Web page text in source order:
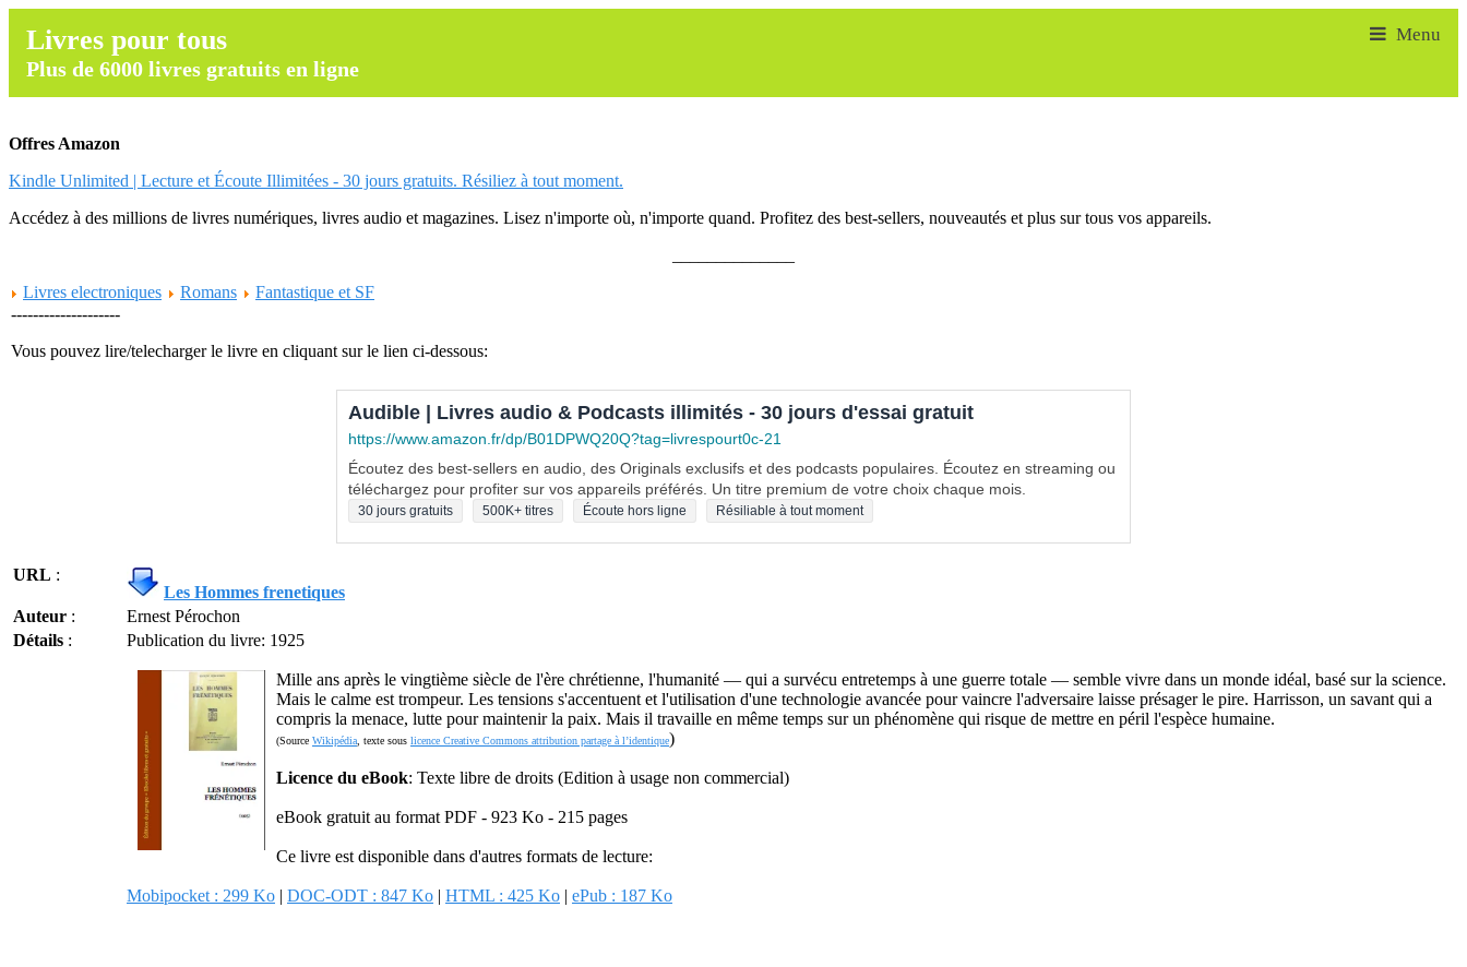
Livres pour tous
Plus de 6000 livres gratuits en ligne
Offres Amazon
Kindle Unlimited | Lecture et Écoute Illimitées - 30 jours gratuits. Résiliez à tout moment.
Accédez à des millions de livres numériques, livres audio et magazines. Lisez n'importe où, n'importe quand. Profitez des best-sellers, nouveautés et plus sur tous vos appareils.
Livres electroniques
Romans
Fantastique et SF
--------------------
Vous pouvez lire/telecharger le livre en cliquant sur le lien ci-dessous:
Audible | Livres audio & Podcasts illimités - 30 jours d'essai gratuit
https://www.amazon.fr/dp/B01DPWQ20Q?tag=livrespourt0c-21
Écoutez des best-sellers en audio, des Originals exclusifs et des podcasts populaires. Écoutez en streaming ou
téléchargez pour profiter sur vos appareils préférés. Un titre premium de votre choix chaque mois.
30 jours gratuits 500K+ titres Écoute hors ligne Résiliable à tout moment
URL :
Les Hommes frenetiques
Auteur :
Ernest Pérochon
Détails : Publication du livre: 1925
Mille ans après le vingtième siècle de l'ère chrétienne, l'humanité — qui a survécu entretemps à une guerre totale — semble vivre dans un monde idéal, basé sur la science.
Mais le calme est trompeur. Les tensions s'accentuent et l'utilisation d'une technologie avancée pour vaincre l'adversaire laisse présager le pire. Harrisson, un savant qui a
compris la menace, lutte pour maintenir la paix. Mais il travaille en même temps sur un phénomène qui risque de mettre en péril l'espèce humaine.
(Source Wikipédia , texte sous licence Creative Commons attribution partage à l’identique)
Licence du eBook: Texte libre de droits (Edition à usage non commercial)
eBook gratuit au format PDF - 923 Ko - 215 pages
Ce livre est disponible dans d'autres formats de lecture:
Mobipocket : 299 Ko | DOC-ODT : 847 Ko | HTML : 425 Ko | ePub : 187 Ko